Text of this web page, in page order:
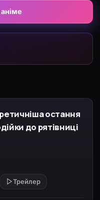
остання
до рятівниці
Трейлер